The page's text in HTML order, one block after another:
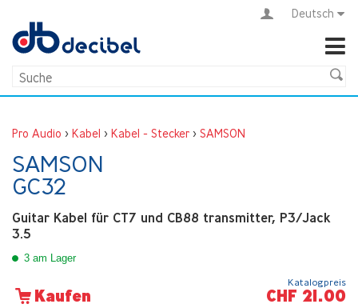
Deutsch
Pro Audio > Kabel > Kabel - Stecker > SAMSON
SAMSON
GC32
Guitar Kabel für CT7 und CB88 transmitter, P3/Jack
3.5
3 am Lager
Kaufen
Katalogpreis
CHF 21.00